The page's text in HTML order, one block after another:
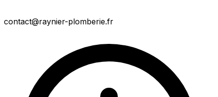
contact@raynier-plomberie.fr